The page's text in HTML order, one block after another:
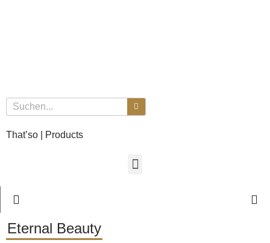
That’so | Products
Eternal Beauty